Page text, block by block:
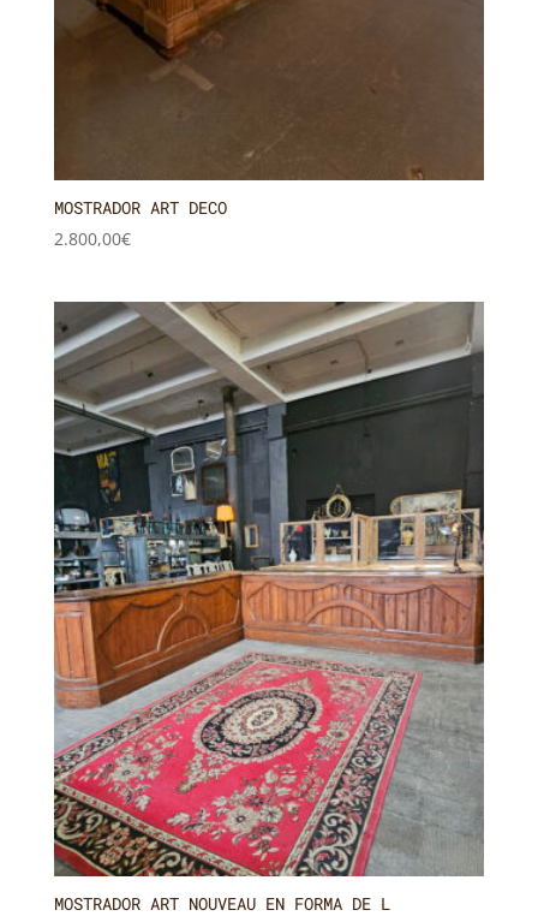
MOSTRADOR ART DECO
2.800,00€
MOSTRADOR ART NOUVEAU EN FORMA DE L